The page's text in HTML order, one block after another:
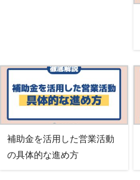
補助金を活用した営業活動
の具体的な進め方